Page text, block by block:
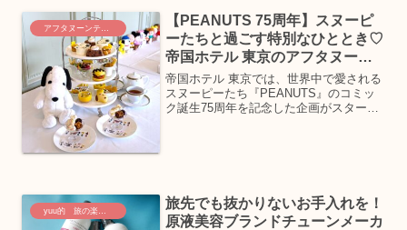
【PEANUTS 75周年】スヌーピ
ーたちと過ごす特別なひととき♡
帝国ホテル 東京のアフタヌーン
ティー
帝国ホテル 東京では、世界中で愛される
スヌーピーたち『PEANUTS』のコミッ
ク誕生75周年を記念した企画がスター
旅先でも抜かりないお手入れを！
原液美容ブランドチューンメーカ